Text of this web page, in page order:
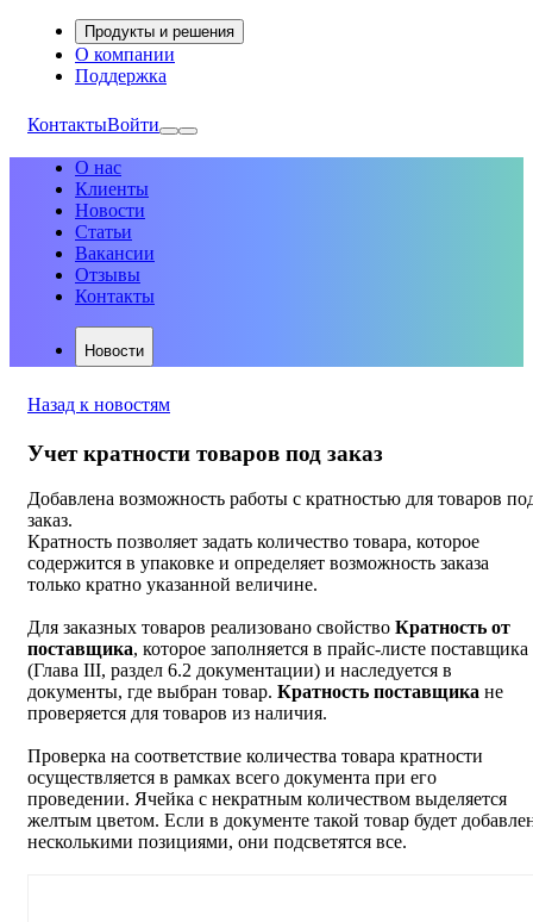
Продукты и решения
О компании
Поддержка
КонтактыВойти
О нас
Клиенты
Новости
Статьи
Вакансии
Отзывы
Контакты
Новости
Назад к новостям
Учет кратности товаров под заказ
Добавлена возможность работы с кратностью для товаров
заказ.
Кратность позволяет задать количество товара, которое
содержится в упаковке и определяет возможность заказа
только кратно указанной величине.
Для заказных товаров реализовано свойство Кратность от
поставщика, которое заполняется в прайс-листе поставщика
(Глава III, раздел 6.2 документации) и наследуется в
документы, где выбран товар. Кратность поставщика не
проверяется для товаров из наличия.
Проверка на соответствие количества товара кратности
осуществляется в рамках всего документа при его
проведении. Ячейка с некратным количеством выделяется
желтым цветом. Если в документе такой товар будет
несколькими позициями, они подсветятся все.